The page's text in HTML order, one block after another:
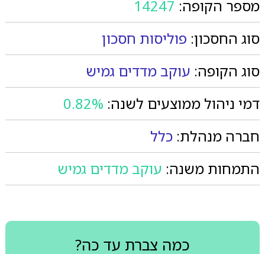
מספר הקופה: 14247
סוג החסכון: פוליסות חסכון
סוג הקופה: עוקב מדדים גמיש
דמי ניהול ממוצעים לשנה: 0.82%
חברה מנהלת: כלל
התמחות משנה: עוקב מדדים גמיש
כמה צברת עד כה?